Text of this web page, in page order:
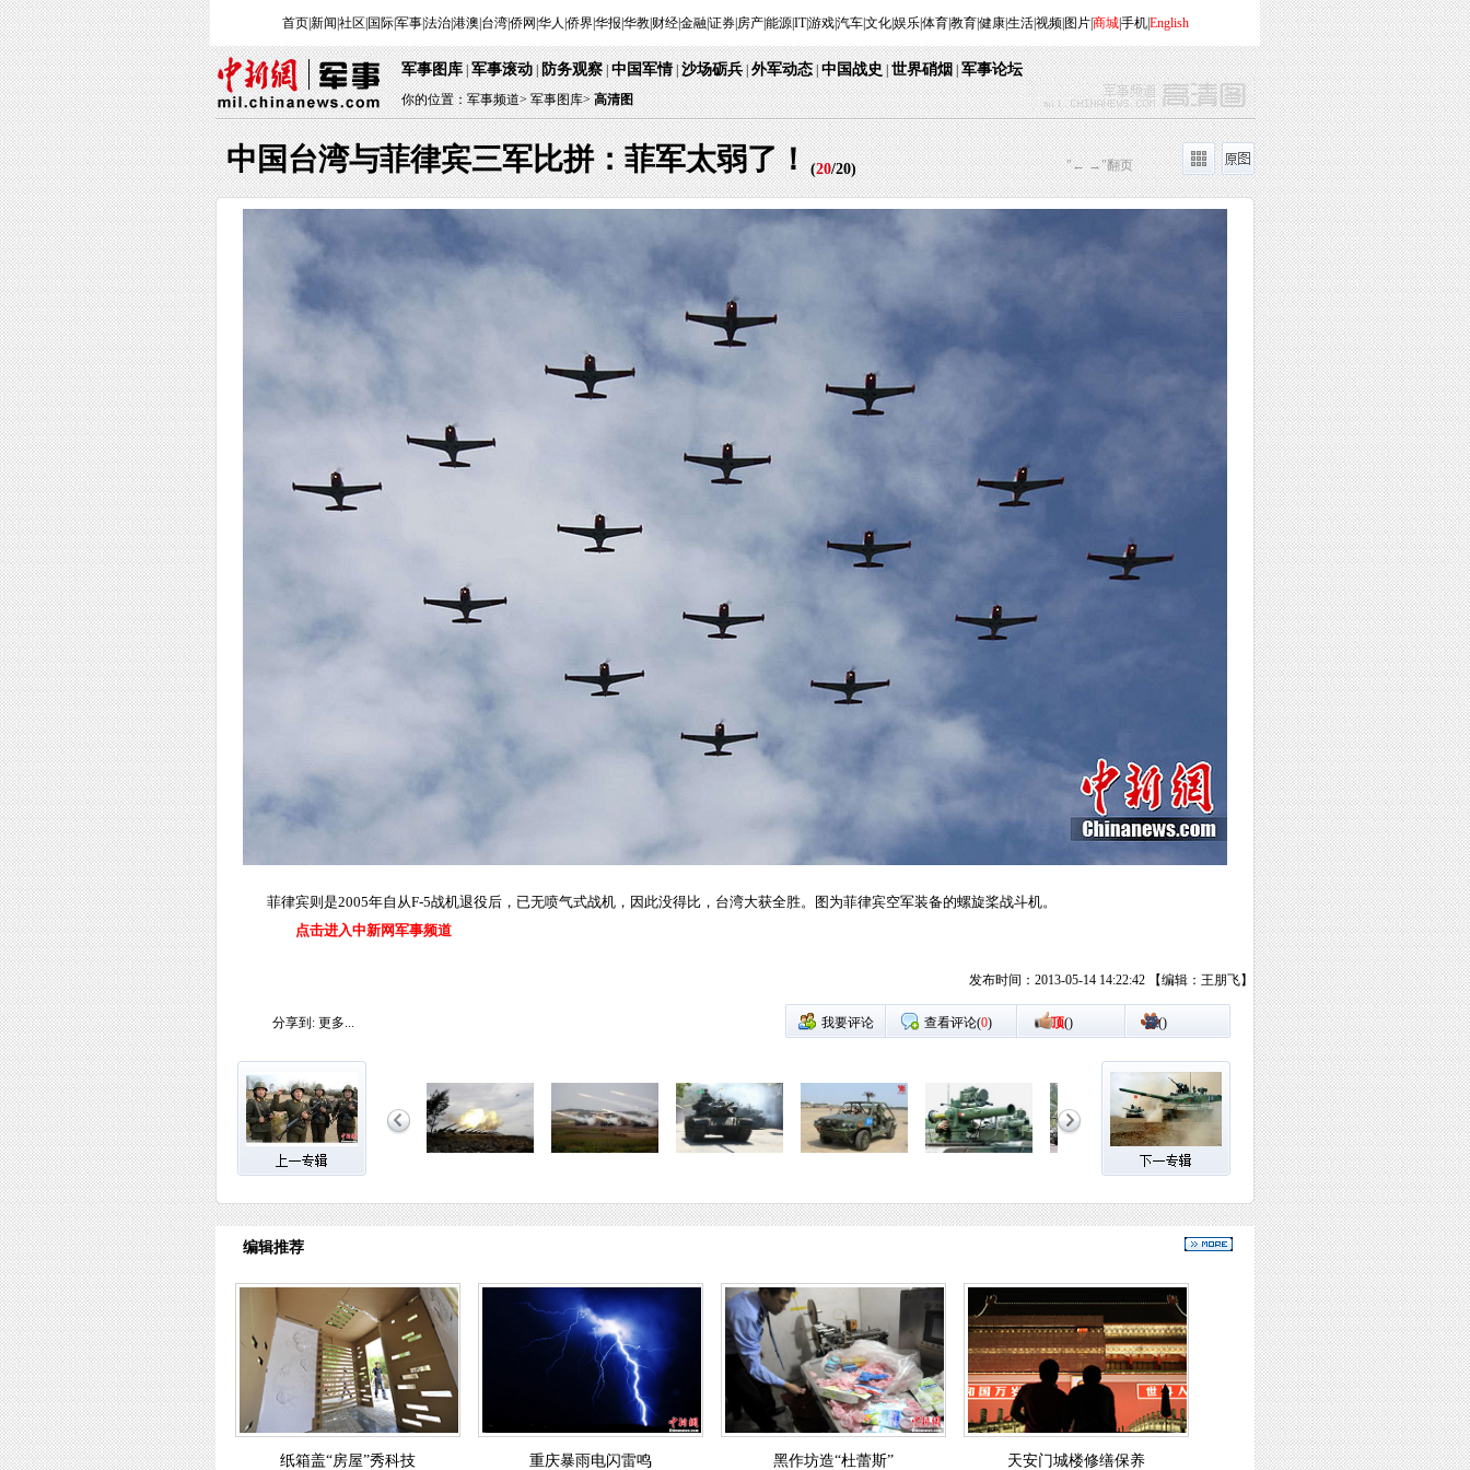
首页|新闻 社区 国际|军事|法治|港澳 台湾|侨网 华人 侨界|华报 华教| 财经|金融|证券| 房产|能源|IT|游戏|汽车|文化|娱乐|体育|教育|健康|生活|视频| 图片|商城|手机|English
军事图库|军事滚动|防务观察|中国军情|沙场砺兵|外军动态|中国战史|世界硝烟|军事论坛
你的位置：军事频道>军事图库> 高清图
中国台湾与菲律宾三军比拼：菲军太弱了！(20/20) "← →"翻页
菲律宾则是2005年自从F-5战机退役后，已无喷气式战机，因此没得比，台湾大获全胜。图为菲律宾空军装备的螺旋桨战斗机。
点击进入中新网军事频道
发布时间：2013-05-14 14:22:42 【编辑：王朋飞】
分享到: 更多... 我要评论 查看评论(0) 顶() 踩()
编辑推荐
纸箱盖“房屋”秀科技 重庆暴雨电闪雷鸣 黑作坊造“杜蕾斯” 天安门城楼修缮保养